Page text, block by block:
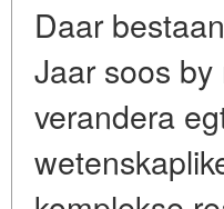
Daar
Jaar soos
verandera